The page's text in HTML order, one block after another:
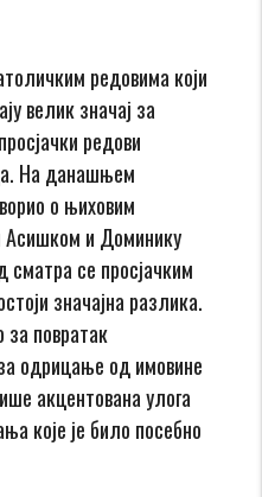
редовима који
велик значај за
редови
На данашњем
о њиховим
и Доминику
сматра се просјачким
значајна разлика.
повратак
одрицање од имовине
акцентована улога
које је било посебно